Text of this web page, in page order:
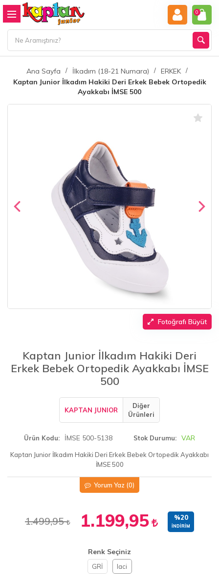
0
Ana Sayfa İlkadım (18-21 Numara)
ERKEK
Kaptan Junior İlkadım Hakiki Deri Erkek Bebek Ortopedik
Ayakkabı İMSE 500
Fotoğrafı Büyüt
Kaptan Junior İlkadım Hakiki Deri
Erkek Bebek Ortopedik Ayakkabı İMSE
500
KAPTAN JUNIOR
Diğer
Ürünleri
Ürün Kodu İMSE 500-5138 Stok Durumu VAR
Kaptan Junior İlkadım Hakiki Deri Erkek Bebek Ortopedik Ayakkabı
İMSE 500
Yorum Yaz (0)
1.499,95 1.199,95 %20
İNDIRIM
Renk Seçiniz
GRİ laci